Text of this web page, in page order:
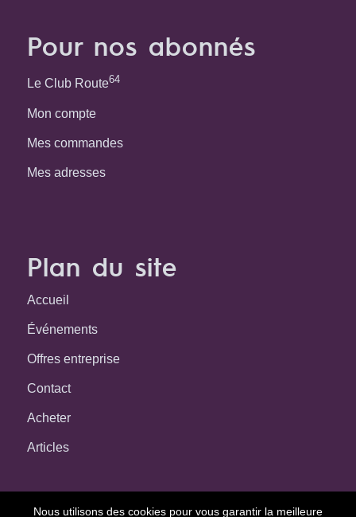
Pour nos abonnés
Le Club Route64
Mon compte
Mes commandes
Mes adresses
Plan du site
Accueil
Événements
Offres entreprise
Contact
Acheter
Articles
Nous utilisons des cookies pour vous garantir la meilleure